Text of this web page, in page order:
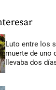
Luto entre los
muerte de uno
llevaba dos